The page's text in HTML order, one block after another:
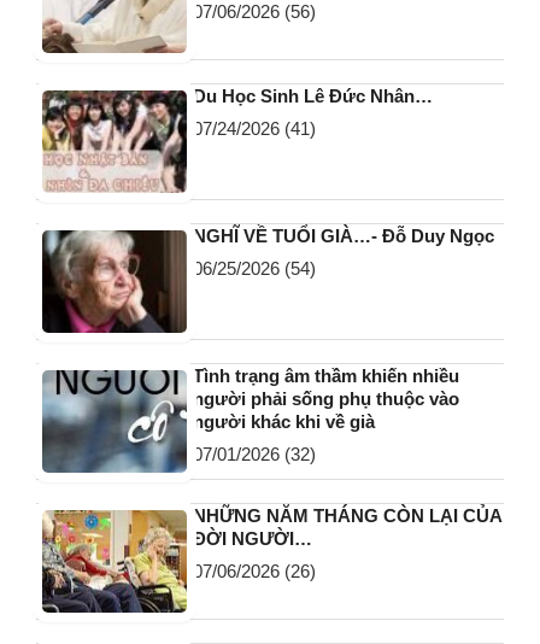
07/06/2026 (56)
Du Học Sinh Lê Đức Nhân…
07/24/2026 (41)
NGHĨ VỀ TUỔI GIÀ…- Đỗ Duy Ngọc
06/25/2026 (54)
Tình trạng âm thầm khiến nhiều
người phải sống phụ thuộc vào
người khác khi về già
07/01/2026 (32)
NHỮNG NĂM THÁNG CÒN LẠI CỦA
ĐỜI NGƯỜI…
07/06/2026 (26)